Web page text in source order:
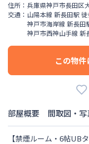
住所： 兵庫県神戸市長田区
交通： 山陽本線 新長田駅 徒
神戸市海岸線 新長田
神戸市西神山手線 新
この物件
部屋概要 間取図・
【禁煙ルーム・6帖UB